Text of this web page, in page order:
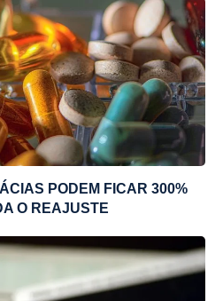
PODEM FICAR 300%
O REAJUSTE